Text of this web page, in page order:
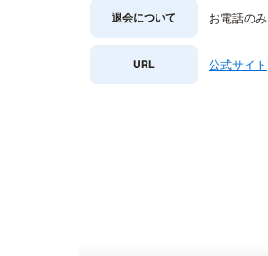
退会について お電話のみ
URL 公式サイト